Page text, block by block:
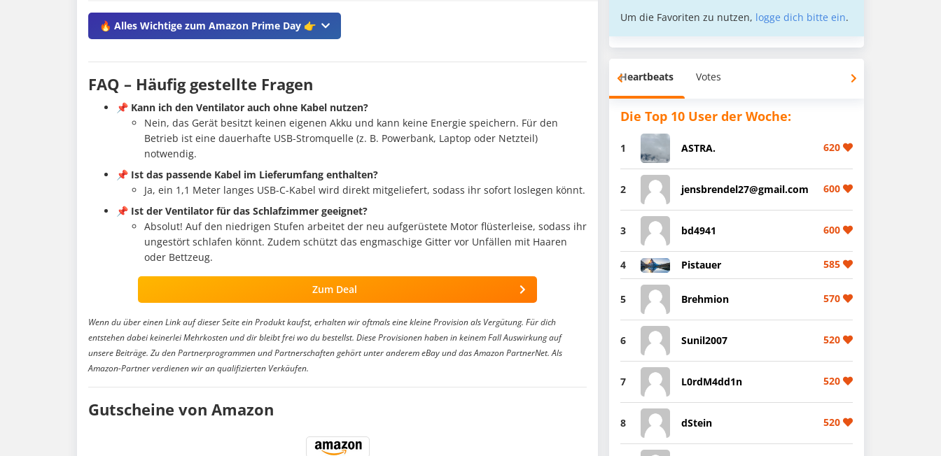
🔥 Alles Wichtige zum Amazon Prime Day 👉
FAQ – Häufig gestellte Fragen
📌 Kann ich den Ventilator auch ohne Kabel nutzen?
Nein, das Gerät besitzt keinen eigenen Akku und kann keine Energie speichern. Für den
Betrieb ist eine dauerhafte USB-Stromquelle (z. B. Powerbank, Laptop oder Netzteil)
notwendig.
📌 Ist das passende Kabel im Lieferumfang enthalten?
Ja, ein 1,1 Meter langes USB-C-Kabel wird direkt mitgeliefert, sodass ihr sofort loslegen könnt.
📌 Ist der Ventilator für das Schlafzimmer geeignet?
Absolut! Auf den niedrigen Stufen arbeitet der neu aufgerüstete Motor flüsterleise, sodass ihr
ungestört schlafen könnt. Zudem schützt das engmaschige Gitter vor Unfällen mit Haaren
oder Bettzeug.
Zum Deal
Wenn du über einen Link auf dieser Seite ein Produkt kaufst, erhalten wir oftmals eine kleine Provision als Vergütung. Für dich
entstehen dabei keinerlei Mehrkosten und dir bleibt frei wo du bestellst. Diese Provisionen haben in keinem Fall Auswirkung auf
unsere Beiträge. Zu den Partnerprogrammen und Partnerschaften gehört unter anderem eBay und das Amazon PartnerNet. Als
Amazon-Partner verdienen wir an qualifizierten Verkäufen.
Gutscheine von Amazon
Um die Favoriten zu nutzen, logge dich bitte ein.
Heartbeats Votes
Die Top 10 User der Woche:
1 ASTRA. 620
2 jensbrendel27@gmail.com 600
3 bd4941 600
4 Pistauer 585
5 Brehmion 570
6 Sunil2007 520
7 L0rdM4dd1n 520
8 dStein 520